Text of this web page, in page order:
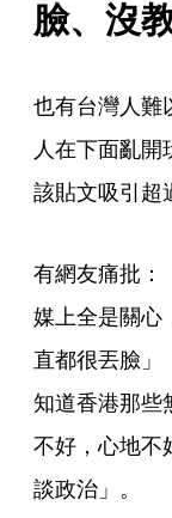
臉、沒
也有台灣人難
人在下面亂
該貼文吸引超
有網友痛批：
媒上全是關心
直都很丟臉」
知道香港那些
不好，心地不
談政治」。